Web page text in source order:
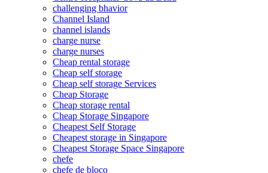
challenging bhavior
Channel Island
channel islands
charge nurse
charge nurses
Cheap rental storage
Cheap self storage
Cheap self storage Services
Cheap Storage
Cheap storage rental
Cheap Storage Singapore
Cheapest Self Storage
Cheapest storage in Singapore
Cheapest Storage Space Singapore
chefe
chefe de bloco